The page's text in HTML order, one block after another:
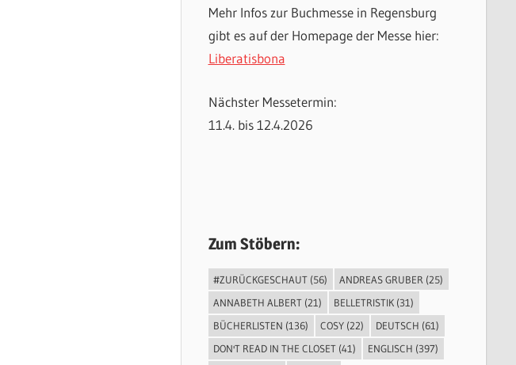
Mehr Infos zur Buchmesse in Regensburg
gibt es auf der Homepage der Messe hier:
Liberatisbona
Nächster Messetermin:
11.4. bis 12.4.2026
Zum Stöbern:
#ZURÜCKGESCHAUT (56) ANDREAS GRUBER (25)
ANNABETH ALBERT (21) BELLETRISTIK (31)
BÜCHERLISTEN (136) COSY (22) DEUTSCH (61)
DON'T READ IN THE CLOSET (41) ENGLISCH (397)